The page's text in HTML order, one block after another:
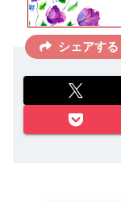
シェアする